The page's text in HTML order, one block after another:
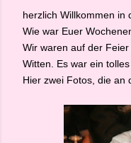
herzlich Willkommen in
Wie war Euer
Wir waren auf der
Witten. Es war ein tolles
Hier zwei Fotos, die an